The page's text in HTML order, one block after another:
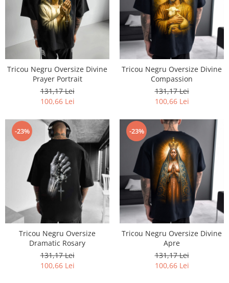
Tricou Negru Oversize Divine
Prayer Portrait
131,17 Lei
100,66 Lei
Tricou Negru Oversize Divine
Compassion
131,17 Lei
100,66 Lei
-23%
Tricou Negru Oversize
Dramatic Rosary
131,17 Lei
100,66 Lei
-23%
Tricou Negru Oversize Divine
Apre
131,17 Lei
100,66 Lei